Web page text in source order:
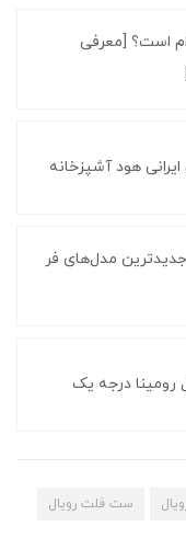
است؟ [معرفی
هود آشپزخانه
مدل‌های فر
رومینا درجه یک
ست فلت رویال